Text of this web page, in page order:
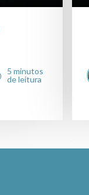
5 minutos
de leitura